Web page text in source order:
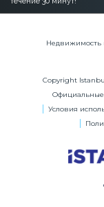
Недвижимость
Copyright
Официальные
Условия